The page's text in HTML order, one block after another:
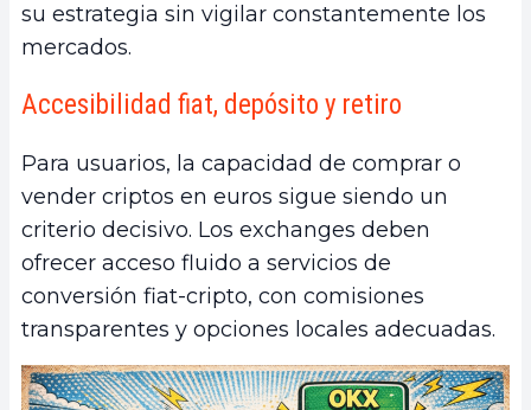
su estrategia sin vigilar constantemente los
mercados.
Accesibilidad fiat, depósito y retiro
Para usuarios, la capacidad de comprar o
vender criptos en euros sigue siendo un
criterio decisivo. Los exchanges deben
ofrecer acceso fluido a servicios de
conversión fiat-cripto, con comisiones
transparentes y opciones locales adecuadas.